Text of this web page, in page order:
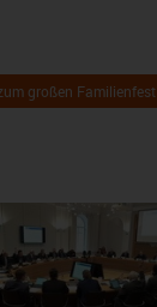
großen Familienfest